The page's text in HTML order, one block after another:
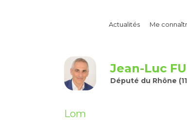
Actualités Me
Jean-Luc
Député du Rhône
Lom